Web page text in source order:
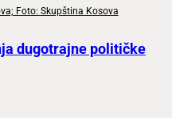
Foto: Skupština Kosova
dugotrajne političke